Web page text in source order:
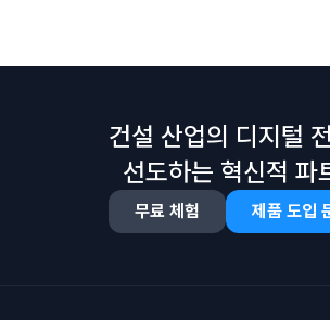
건설 산업의 디지털
선도하는 혁신적 파
무료 체험 제품 도입